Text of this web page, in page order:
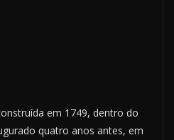
em 1749, dentro do
quatro anos antes, em